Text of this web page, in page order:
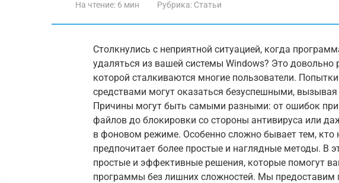
На чтение: 6 мин Рубрика: Статьи
Столкнулись с неприятной ситуацией, когда
удаляться из вашей системы Windows? Это довольно
которой сталкиваются многие пользователи.
средствами могут оказаться безуспешными,
Причины могут быть самыми разными: от ошибок
файлов до блокировки со стороны антивируса или
в фоновом режиме. Особенно сложно бывает тем, кто
предпочитает более простые и наглядные методы. В
простые и эффективные решения, которые помогут
программы без лишних сложностей. Мы предоставим